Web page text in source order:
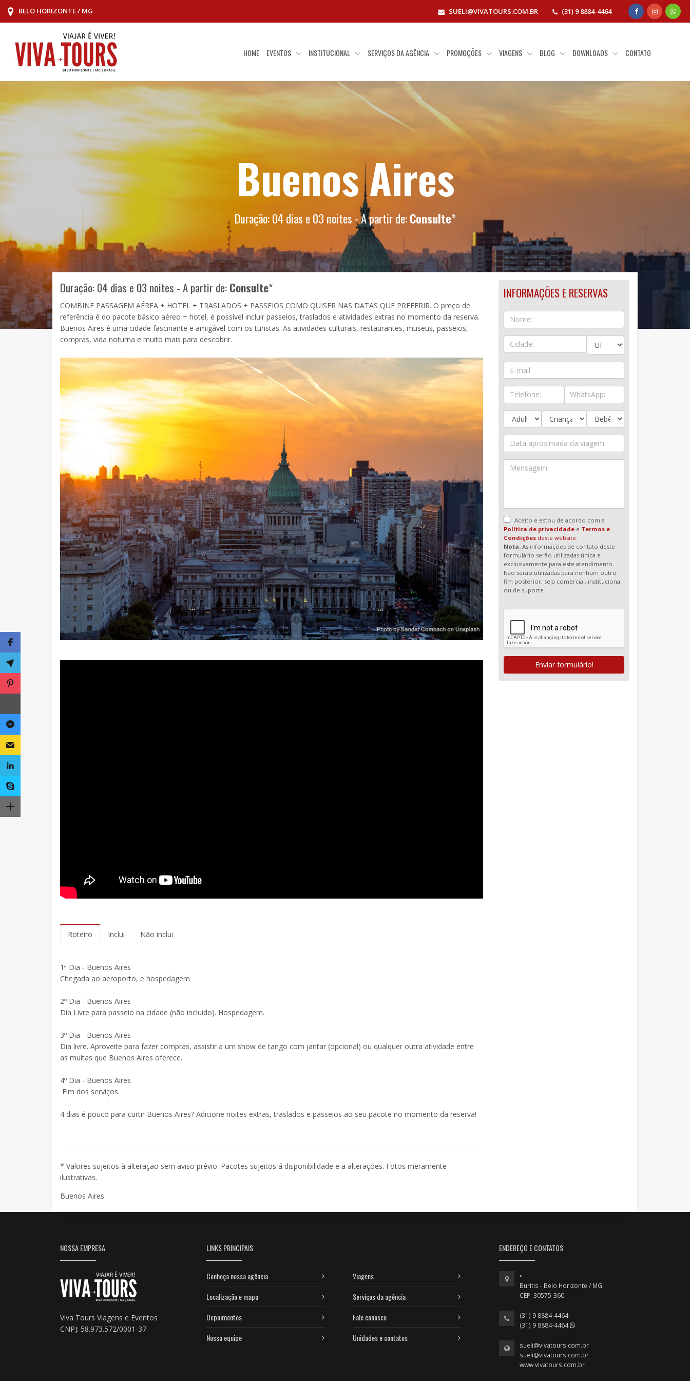
BELO HORIZONTE / MG SUELI@VIVATOURS.COM.BR (31) 9 8884-4464
HOME EVENTOS INSTITUCIONAL SERVIÇOS DA AGÊNCIA PROMOÇÕES VIAGENS BLOG DOWNLOADS CONTATO
Buenos Aires
Duração: 04 dias e 03 noites - A partir de:Consulte*
Duração: 04 dias e 03 noites - A partir de:Consulte*
COMBINE PASSAGEM AÉREA + HOTEL + TRASLADOS + PASSEIOS COMO QUISER NAS DATAS QUE PREFERIR. O preço de
referência é do pacote básico aéreo + hotel, é possível incluir passeios, traslados e atividades extras no momento da reserva.
Buenos Aires é uma cidade fascinante e amigável com os turistas. As atividades culturais, restaurantes, museus, passeios,
compras, vida noturna e muito mais para descobrir.
Roteiro Inclui Não inclui
1ª Dia - Buenos Aires
Chegada ao aeroporto, e hospedagem
2º Dia - Buenos Aires
Dia Livre para passeio na cidade (não incluido). Hospedagem.
3º Dia - Buenos Aires
Dia livre. Aproveite para fazer compras, assistir a um show de tango com jantar (opcional) ou qualquer outra atividade entre
as muitas que Buenos Aires oferece.
4º Dia - Buenos Aires
Fim dos serviços.
4 dias é pouco para curtir Buenos Aires? Adicione noites extras, traslados e passeios ao seu pacote no momento da reserva!
* Valores sujeitos à alteração sem aviso prévio. Pacotes sujeitos á disponibilidade e a alterações. Fotos meramente
ilustrativas.
Buenos Aires
INFORMAÇÕES E RESERVAS
Aceito e estou de acordo com a
Política de privacidade e Termos e
Condições deste website.
Nota. As informações de contato deste
formulário serão utilizadas única e
exclusivamente para este atendimento.
Não serão utilizadas para nenhum outro
fim posterior, seja comercial, institucional
ou de suporte.
Enviar formulário!
NOSSA EMPRESA
Viva Tours Viagens e Eventos
CNPJ: 58.973.572/0001-37
LINKS PRINCIPAIS
Conheça nossa agência
Localização e mapa
Depoimentos
Nossa equipe
Viagens
Serviços da agência
Fale conosco
Unidades e contatos
ENDEREÇO E CONTATOS
•
Buritis - Belo Horizonte / MG
CEP: 30575-360
(31) 9 8884-4464
(31) 9 8884-4464
sueli@vivatours.com.br
sueli@vivatours.com.br
www.vivatours.com.br